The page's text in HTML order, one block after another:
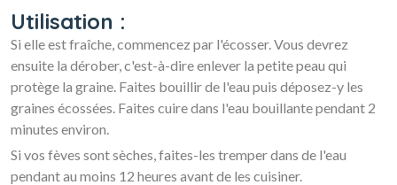
Utilisation :
Si elle est fraîche, commencez par l'écosser. Vous devrez
ensuite la dérober, c'est-à-dire enlever la petite peau qui
protège la graine. Faites bouillir de l'eau puis déposez-y les
graines écossées. Faites cuire dans l'eau bouillante pendant 2
minutes environ.
Si vos fèves sont sèches, faites-les tremper dans de l'eau
pendant au moins 12 heures avant de les cuisiner.